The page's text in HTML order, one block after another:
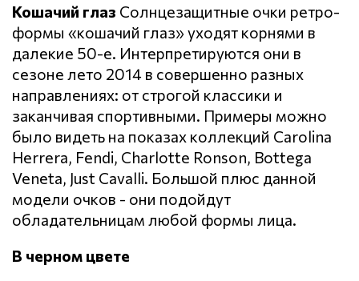
Кошачий глаз Солнцезащитные очки ретро-
формы «кошачий глаз» уходят корнями в
далекие 50-е. Интерпретируются они в
сезоне лето 2014 в совершенно разных
направлениях: от строгой классики и
заканчивая спортивными. Примеры можно
было видеть на показах коллекций Carolina
Herrera, Fendi, Charlotte Ronson, Bottega
Veneta, Just Cavalli. Большой плюс данной
модели очков - они подойдут
обладательницам любой формы лица.
В черном цвете